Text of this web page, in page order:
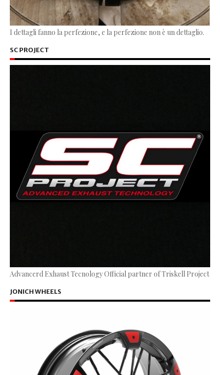
I dettagli fanno la perfezione, e la perfezione non è un dettaglio.
SC PROJECT
Advancerd Exhaust Tecnology Official partner of Triskell Project
JONICH WHEELS